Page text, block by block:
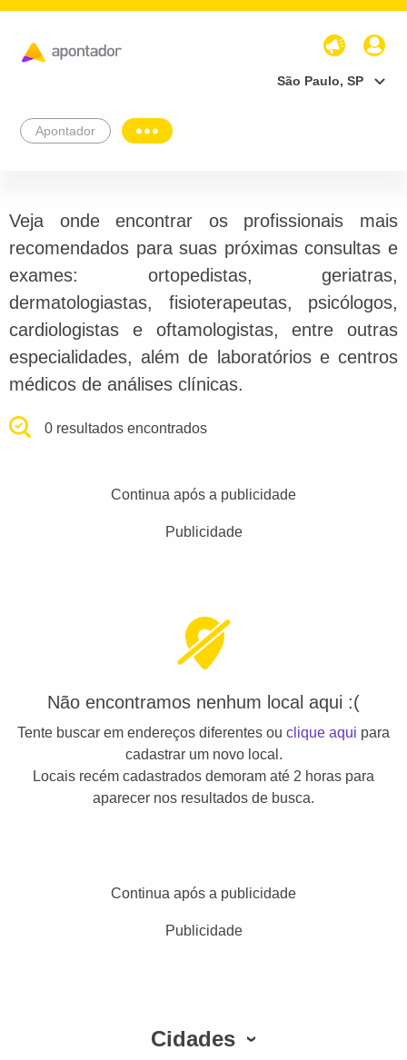
São Paulo, SP
Apontador
Veja onde encontrar os profissionais mais
recomendados para suas próximas consultas e
exames: ortopedistas, geriatras,
dermatologiastas, fisioterapeutas, psicólogos,
cardiologistas e oftamologistas, entre outras
especialidades, além de laboratórios e centros
médicos de análises clínicas.
0 resultados encontrados
Continua após a publicidade
Publicidade
Não encontramos nenhum local aqui :(
Tente buscar em endereços diferentes ou clique aqui para
cadastrar um novo local.
Locais recém cadastrados demoram até 2 horas para
aparecer nos resultados de busca.
Continua após a publicidade
Publicidade
Cidades